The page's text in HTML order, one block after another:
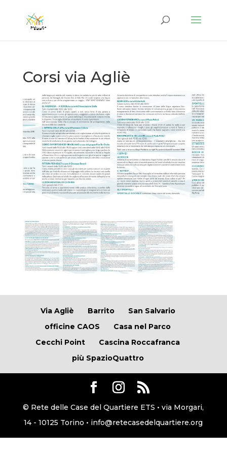
Corsi via Agliè
Via Agliè Barrito
San Salvario
officine CAOS
Casa nel Parco
Cecchi Point
Cascina Roccafranca
più SpazioQuattro
© Rete delle Case del Quartiere ETS • via Morgari,
14 - 10125 Torino • info@retecasedelquartiere.org